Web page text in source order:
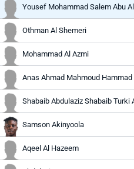
Othman Al Shemeri
Mohammad Al Azmi
Samson Akinyoola
Aqeel Al Hazeem